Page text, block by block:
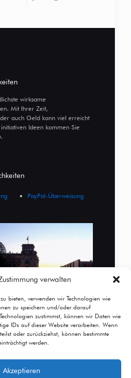
verwalten
bieten, verwenden wir Technologien wie
zu speichern und/oder darauf
zustimmst, können wir Daten wie
IDs auf dieser Website verarbeiten. Wenn
oder zurückziehst, können bestimmte
werden.
Akzeptieren
wirksame
Mit Ihrer Zeit,
auch Geld kann viel erreicht
Ideen kommen Sie
PayPal-Überweisung